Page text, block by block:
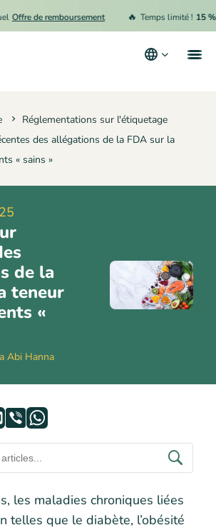
de remboursement 🔥 Temps limité ! 15 % de
Réglementations sur l'étiquetage
des allégations de la FDA sur la
« sains »
de la
teneur
«
Abi Hanna
les maladies chroniques liées
telles que le diabète, l’obésité
d’utilisation